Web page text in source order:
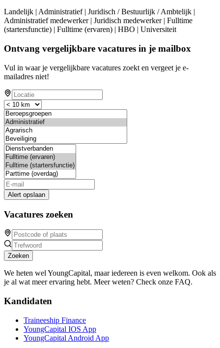
Landelijk | Administratief | Juridisch / Bestuurlijk / Ambtelijk |
Administratief medewerker | Juridisch medewerker | Fulltime
(startersfunctie) | Fulltime (ervaren) | HBO | Universiteit
Ontvang vergelijkbare vacatures in je mailbox
Vul in waar je vergelijkbare vacatures zoekt en vergeet je e-
mailadres niet!
Alert opslaan
Vacatures zoeken
Zoeken
We heten wel YoungCapital, maar iedereen is even welkom. Ook als
je al wat meer ervaring hebt. Meer weten? Check onze FAQ.
Kandidaten
Traineeship Finance
YoungCapital IOS App
YoungCapital Android App